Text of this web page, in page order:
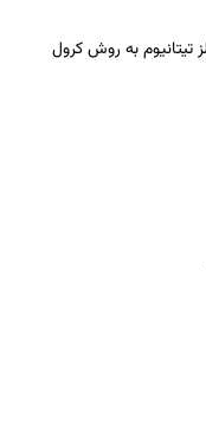
تیتانیوم به روش کرول